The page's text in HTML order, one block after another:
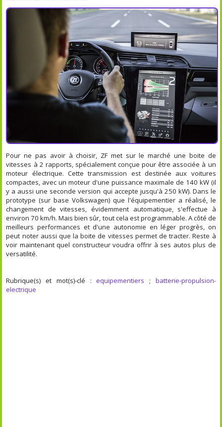
Pour ne pas avoir à choisir, ZF met sur le marché une boite de
vitesses à 2 rapports, spécialement conçue pour être associée à un
moteur électrique. Cette transmission est destinée aux voitures
compactes, avec un moteur d'une puissance maximale de 140 kW (il
y a aussi une seconde version qui accepte jusqu'à 250 kW). Dans le
prototype (sur base Volkswagen) que l'équipementier a réalisé, le
changement de vitesses, évidemment automatique, s'effectue à
environ 70 km/h. Mais bien sûr, tout cela est programmable. A côté de
meilleurs performances et d'une autonomie en léger progrès, on
peut noter aussi que la boite de vitesses permet de tracter. Reste à
voir maintenant quel constructeur voudra offrir à ses autos plus de
versatilité.
Rubrique(s) et mot(s)-clé :equipementiers ; batterie-propulsion-
electrique